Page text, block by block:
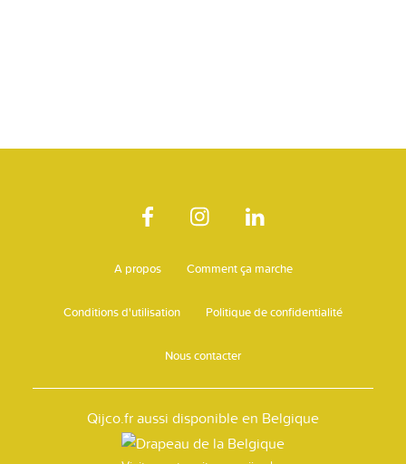
A propos Comment ça marche
Conditions d'utilisation Politique de confidentialité
Nous contacter
Qijco.fr aussi disponible en Belgique